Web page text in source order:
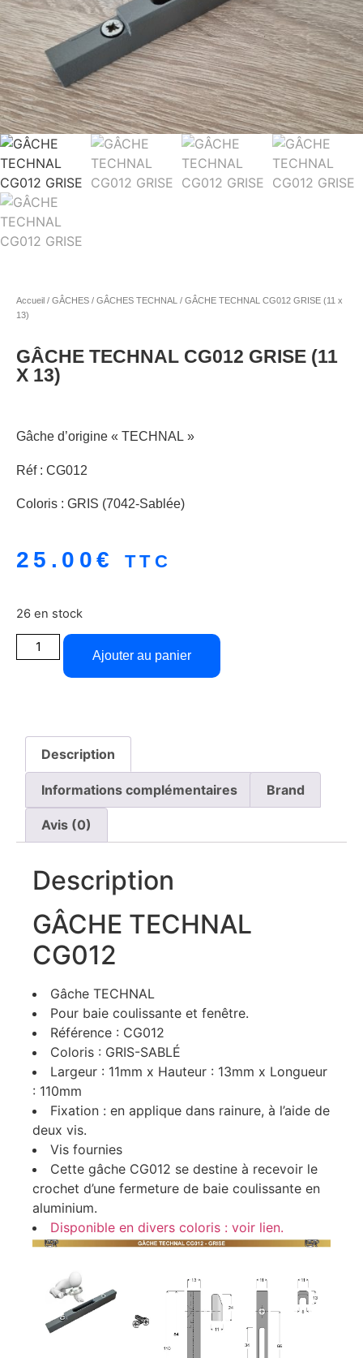
Accueil / GÂCHES / GÂCHES TECHNAL
/ GÂCHE TECHNAL CG012 GRISE (11 x
13)
GÂCHE TECHNAL CG012 GRISE (11
X 13)
Gâche d’origine « TECHNAL »
Réf : CG012
Coloris : GRIS (7042-Sablée)
25.00€ TTC
26 en stock
Ajouter au panier
Description
Informations complémentaires Brand
Avis (0)
Description
GÂCHE TECHNAL
CG012
Gâche TECHNAL
Pour baie coulissante et fenêtre.
Référence : CG012
Coloris : GRIS-SABLÉ
Largeur : 11mm x Hauteur : 13mm x Longueur
: 110mm
Fixation : en applique dans rainure, à l’aide de
deux vis.
Vis fournies
Cette gâche CG012 se destine à recevoir le
crochet d’une fermeture de baie coulissante en
aluminium.
Disponible en divers coloris : voir lien.